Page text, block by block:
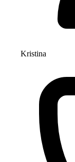
Kristina